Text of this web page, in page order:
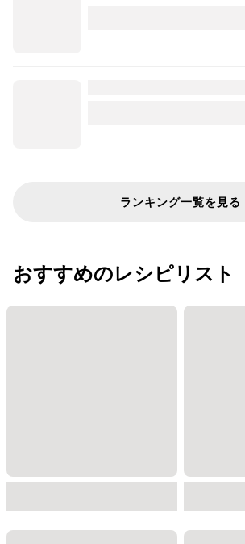
ランキング一覧を見る
おすすめのレシピリスト